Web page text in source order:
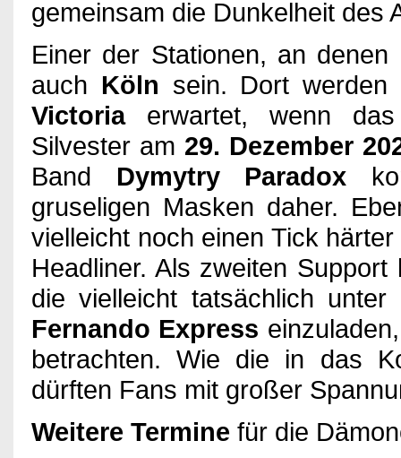
Partner
Impressum
gemeinsam die Dunkelheit des
Einer der Stationen, an
auch Köln sein. Dort
Victoriaerwartet, wenn das
Silvester am 29. Dezember
Band Dymytry Paradox
gruseligen Masken daher.
vielleicht noch einen Tick
Headliner. Als zweiten
die vielleicht tatsächlich
Fernando Express
betrachten. Wie die in das
dürften Fans mit großer
Weitere Termine für die